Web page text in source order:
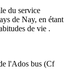
du service
de Nay, en étant
de vie .
l'Ados bus (Cf